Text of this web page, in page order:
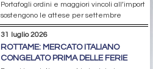
Portafogli ordini e maggiori vincoli all’import
sostengono le attese per settembre
31 luglio 2026
ROTTAME: MERCATO ITALIANO
CONGELATO PRIMA DELLE FERIE